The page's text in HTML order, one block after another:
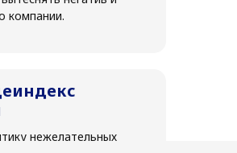
нежелательных
компании.